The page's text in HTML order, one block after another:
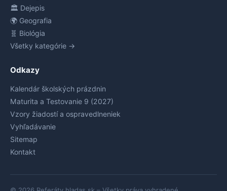
🏛️ Dejepis
🌍 Geografia
🧬 Biológia
Všetky kategórie →
Odkazy
Kalendár školských prázdnin
Maturita a Testovanie 9 (2027)
Vzory žiadostí a ospravedlneniek
Vyhľadávanie
Sitemap
Kontakt